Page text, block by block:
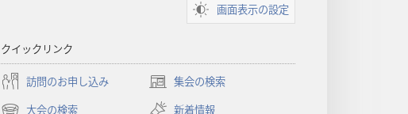
画面表示の設定
クイックリンク
訪問のお申し込み 集会の検索
（新
し
大会の検索
新着情報